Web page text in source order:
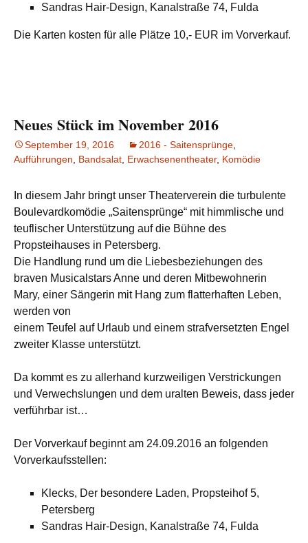
Sandras Hair-Design, Kanalstraße 74, Fulda
Die Karten kosten für alle Plätze 10,- EUR im Vorverkauf.
Neues Stück im November 2016
September 19, 2016 2016 - Saitensprünge
Aufführungen
Bandsalat Erwachsenentheater, Komödie
In diesem Jahr bringt unser Theaterverein die turbulente
Boulevardkomödie „Saitensprünge“ mit himmlische und
teuflischer Unterstützung auf die Bühne des
Propsteihauses in Petersberg.
Die Handlung rund um die Liebesbeziehungen des
braven Musicalstars Anne und deren Mitbewohnerin
Mary, einer Sängerin mit Hang zum flatterhaften Leben,
werden von
einem Teufel auf Urlaub und einem strafversetzten Engel
zweiter Klasse unterstützt.
Da kommt es zu allerhand kurzweiligen Verstrickungen
und Verwechslungen und dem uralten Beweis, dass jeder
verführbar ist…
Der Vorverkauf beginnt am 24.09.2016 an folgenden
Vorverkaufsstellen:
Klecks, Der besondere Laden, Propsteihof 5,
Petersberg
Sandras Hair-Design, Kanalstraße 74, Fulda